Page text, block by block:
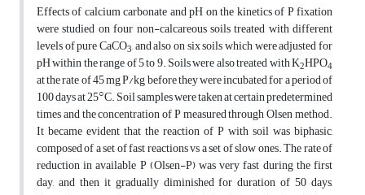
Effects of calcium carbonate and pH on the kinetics of P fixation
were studied on four non-calcareous soils treated with different
levels of pure CaCO3, and also on six soils which were adjusted for
pH within the range of 5 to 9. Soils were also treated with K2HPO4
at the rate of 45 mg P/kg before they were incubated for a period of
100 days at 25○C. Soil samples were taken at certain predetermined
times and the concentration of P measured through Olsen method.
It became evident that the reaction of P with soil was biphasic,
composed of a set of fast reactions vs a set of slow ones. The rate of
reduction in available P (Olsen-P) was very fast during the first
day, and then it gradually diminished for duration of 50 days,